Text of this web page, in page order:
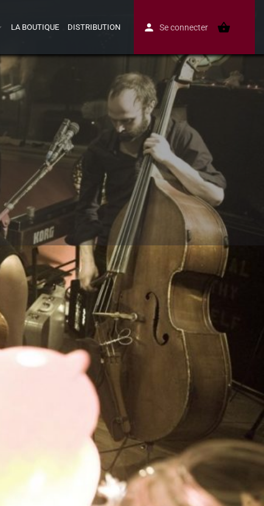
LA BOUTIQUE DISTRIBUTION Se connecter